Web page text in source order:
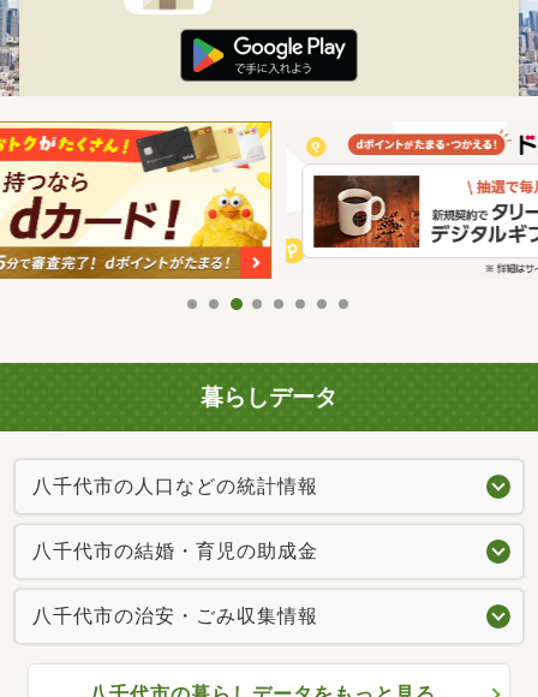
暮らしデータ
八千代市の人口などの統計情報
八千代市の結婚・育児の助成金
八千代市の治安・ごみ収集情報